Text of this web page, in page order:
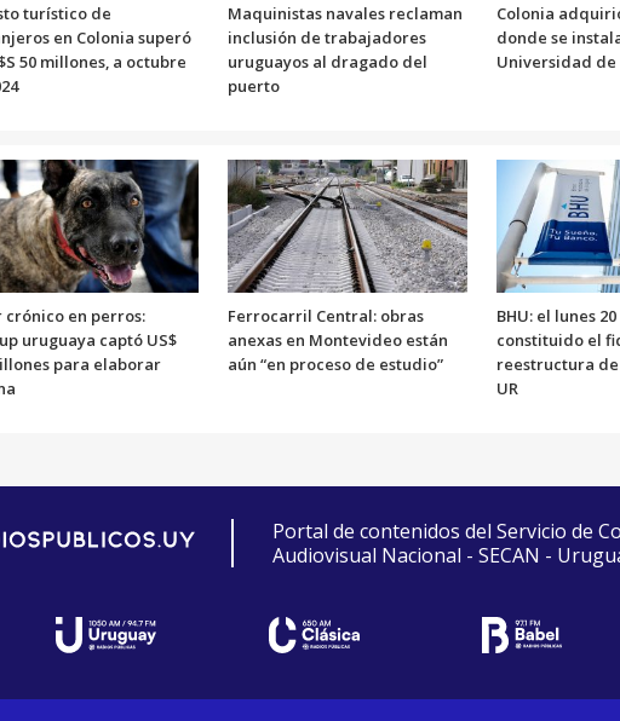
turístico de
en Colonia superó
50 millones, a octubre
Maquinistas navales reclaman
inclusión de trabajadores
uruguayos al dragado del
puerto
Colonia
donde se
Universidad de
crónico en perros:
uruguaya captó US$
para elaborar
Ferrocarril Central: obras
anexas en Montevideo están
aún “en proceso de estudio”
BHU: el lunes
constituido el
reestructura
UR
Portal de contenidos del Servicio de
Audiovisual Nacional - SECAN -